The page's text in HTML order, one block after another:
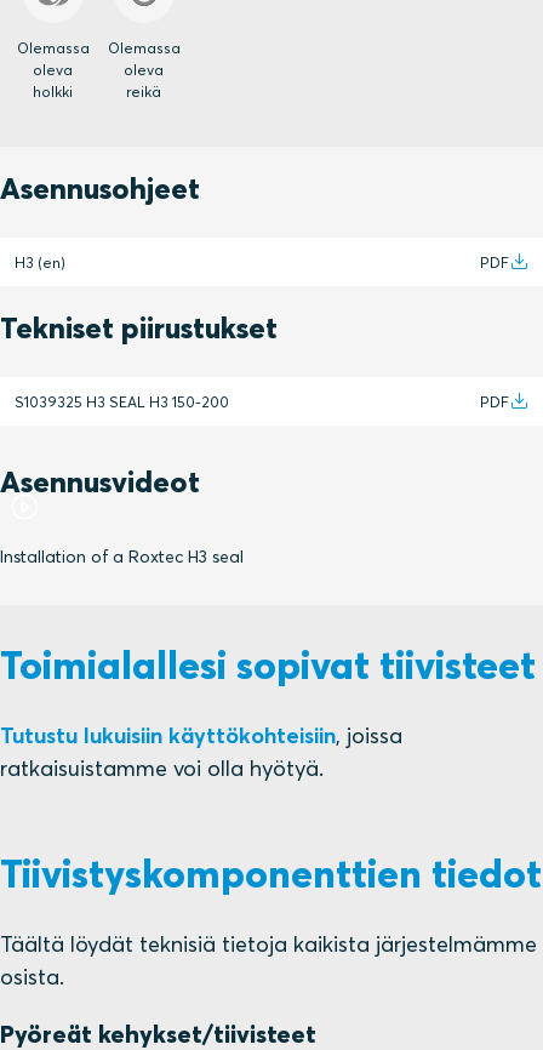
Olemassa
oleva
holkki
Olemassa
oleva
reikä
Asennusohjeet
H3 (en) PDF
Tekniset piirustukset
S1039325 H3 SEAL H3 150-200 PDF
Asennusvideot
Installation of a Roxtec H3 seal
Toimialallesi sopivat tiivisteet
Tutustu lukuisiin käyttökohteisiin, joissa
ratkaisuistamme voi olla hyötyä.
Tiivistyskomponenttien tiedot
Täältä löydät teknisiä tietoja kaikista järjestelmämme
osista.
Pyöreät kehykset/tiivisteet